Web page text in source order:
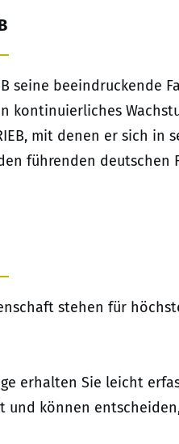
seine
kontinuierliches
mit denen er sich
den führenden
stehen für
erhalten Sie leicht
und können